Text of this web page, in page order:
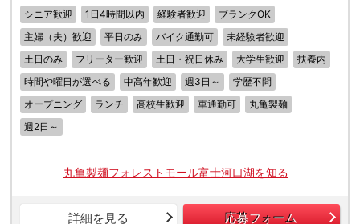
シニア歓迎 1日4時間以内 経験者歓迎
ブランクOK
主婦（夫）歓迎
平日のみ バイク通勤可
未経験者歓迎
土日のみ
フリーター歓迎 土日・祝日休み 大学生歓迎
扶養内
時間や曜日が選べる
中高年歓迎 週3日～
学歴不問
オープニング
ランチ 高校生歓迎 車通勤可
丸亀製麺
週2日～
丸亀製麺フォレストモール富士河口湖を知る
詳細を見る 応募フォーム